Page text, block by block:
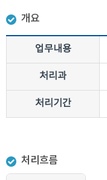
개요
업무내용
처리과
처리기간
처리흐름